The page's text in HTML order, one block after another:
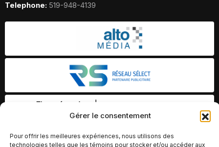
Gérer le consentement
Pour offrir les meilleures expériences, nous utilisons des
technologies telles que les témoins pour stocker et/ou accéder aux
Telephone: 519-948-4139